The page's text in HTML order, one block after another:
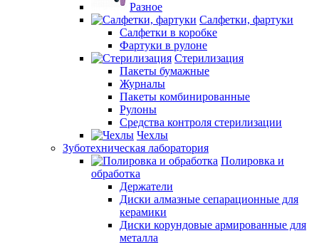
Разное
Салфетки, фартуки
Салфетки в коробке
Фартуки в рулоне
Стерилизация
Пакеты бумажные
Журналы
Пакеты комбинированные
Рулоны
Средства контроля стерилизации
Чехлы
Зуботехническая лаборатория
Полировка и
обработка
Держатели
Диски алмазные сепарационные для
керамики
Диски корундовые армированные для
металла